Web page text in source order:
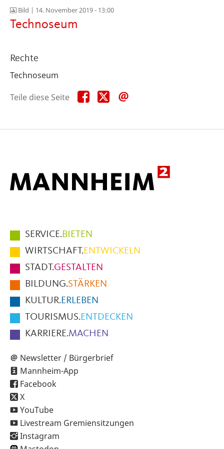
Bild | 14. November 2019 - 13:00
Technoseum
Rechte
Technoseum
Teile diese Seite
Teile
diese
Teile
diese
Hauptmenüpunkte
im
Fußbereich
der
Seite
SERVICE.BIETEN
WIRTSCHAFT.ENTWICKELN
STADT.GESTALTEN
BILDUNG.STÄRKEN
KULTUR.ERLEBEN
TOURISMUS.ENTDECKEN
KARRIERE.MACHEN
Newsletter / Bürgerbrief
Mannheim-App
Facebook
X
YouTube
Livestream Gremiensitzungen
Instagram